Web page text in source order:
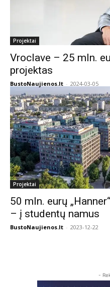
Projektai
Vroclave – 25 mln.
projektas
BustoNaujienos.lt - 2024-03-05
Projektai
50 mln. eurų
– į studentų namus
BustoNaujienos.lt - 2023-12-22
-